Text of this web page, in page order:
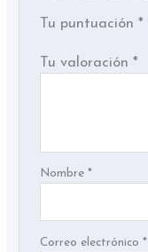
Tu puntuación *
Tu valoración *
Nombre *
Correo electrónico *